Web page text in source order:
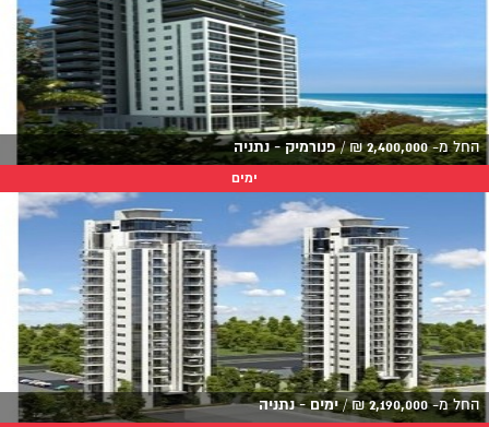
החל מ-2,400,000
₪
/פנורמיק - נתניה
ימים
החל מ-2,190,000
₪
/ימים - נתניה